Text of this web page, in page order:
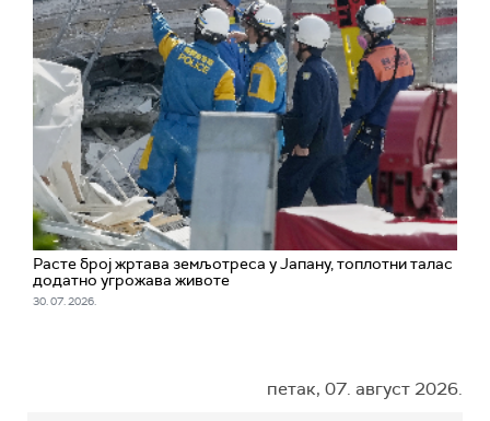
Расте број жртава земљотреса у Јапану, топлотни талас
додатно угрожава животе
30. 07. 2026.
петак, 07. август 2026.